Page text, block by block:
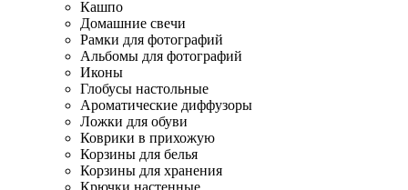
Кашпо
Домашние свечи
Рамки для фотографий
Альбомы для фотографий
Иконы
Глобусы настольные
Ароматические диффузоры
Ложки для обуви
Коврики в прихожую
Корзины для белья
Корзины для хранения
Крючки настенные